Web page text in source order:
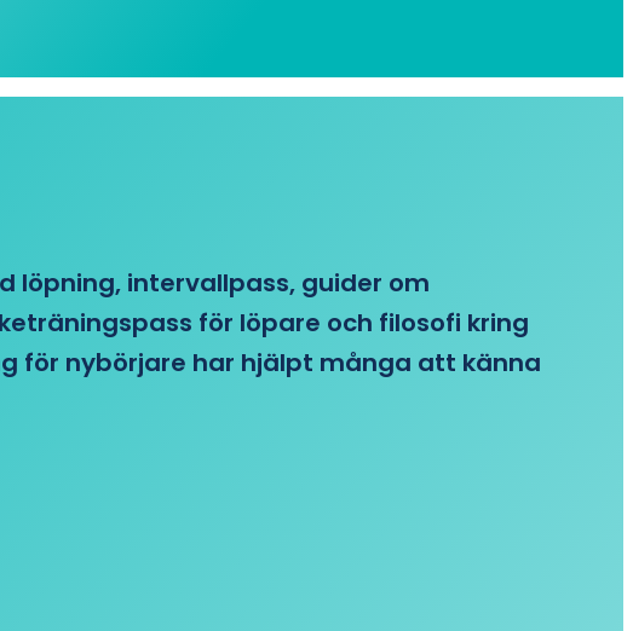
löpning, intervallpass, guider om
för löpare och filosofi kring
för nybörjare har hjälpt många att känna